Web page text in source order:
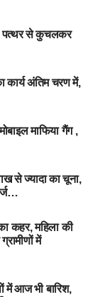
पत्थर से कुचलकर
कार्य अंतिम चरण में,
माफिया गैंग ,
से ज्यादा का चूना,
कहर, महिला की
में
में आज भी बारिश,